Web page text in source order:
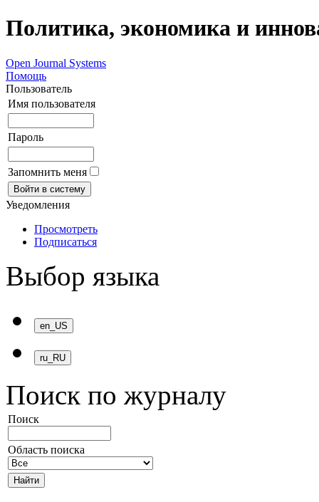
Политика, экономика и
Open Journal Systems
Помощь
Пользователь
Имя пользователя
Пароль
Запомнить меня
Уведомления
Просмотреть
Подписаться
Выбор языка
Поиск по журналу
Поиск
Область поиска